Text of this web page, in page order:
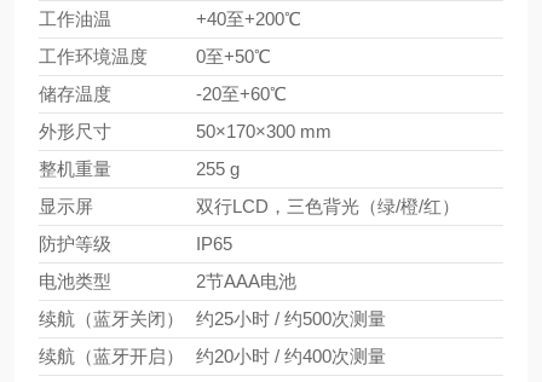
工作油温
+40至+200℃
工作环境温度
0至+50℃
储存温度
-20至+60℃
外形尺寸
50×170×300 mm
整机重量
255 g
显示屏
双行LCD，三色背光（绿/橙/红）
防护等级
IP65
电池类型
2节AAA电池
续航（蓝牙关闭）
约25小时 / 约500次测量
续航（蓝牙开启）
约20小时 / 约400次测量